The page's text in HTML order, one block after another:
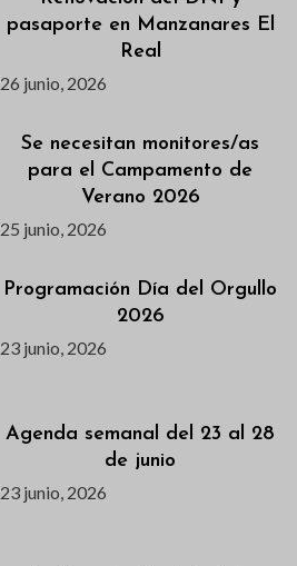
pasaporte en Manzanares El
Real
26 junio, 2026
Se necesitan monitores/as
para el Campamento de
Verano 2026
25 junio, 2026
Programación Día del Orgullo
2026
23 junio, 2026
Agenda semanal del 23 al 28
de junio
23 junio, 2026